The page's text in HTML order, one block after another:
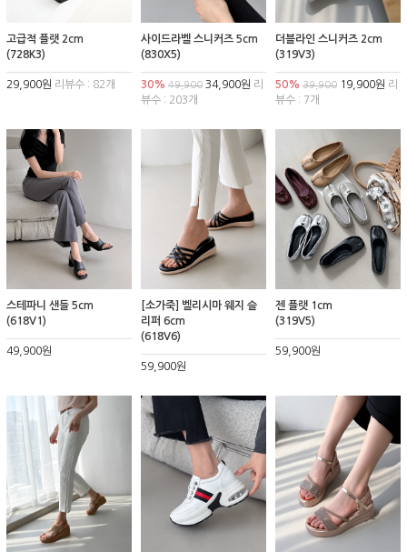
고급적 플랫 2cm
(728K3)
29,900원 리뷰수 : 82개
사이드라벨 스니커즈 5cm
(830X5)
30% 49,90034,900원 리
뷰수 : 203개
더블라인 스니커즈 2cm
(319V3)
50% 39,90019,900원 리
뷰수 : 7개
스테파니 샌들 5cm
(618V1)
49,900원
[소가죽] 벨리시마 웨지 슬
리퍼 6cm
(618V6)
59,900원
젠 플랫 1cm
(319V5)
59,900원